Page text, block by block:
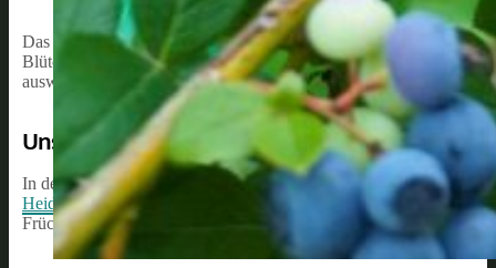
Das Düngen von Heidelbeeren ist ein wichtiger Bestandteil ihrer
Blütenbildung benötigen. Ohne ausreichende Nährstoffe können
auswirken kann. Deshalb ist es wichtig, dass du deine
Unsere Empfehlung:
In der Regel empfiehlt es sich, Heidelbeeren im Frühjahr und im
Heidelbeer-Dünger
sie mit genügend Nährstoffen für die
Früchte besser ausreifen. Es ist jedoch wichtig, dass du nicht zu